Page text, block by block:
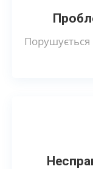
Порушується